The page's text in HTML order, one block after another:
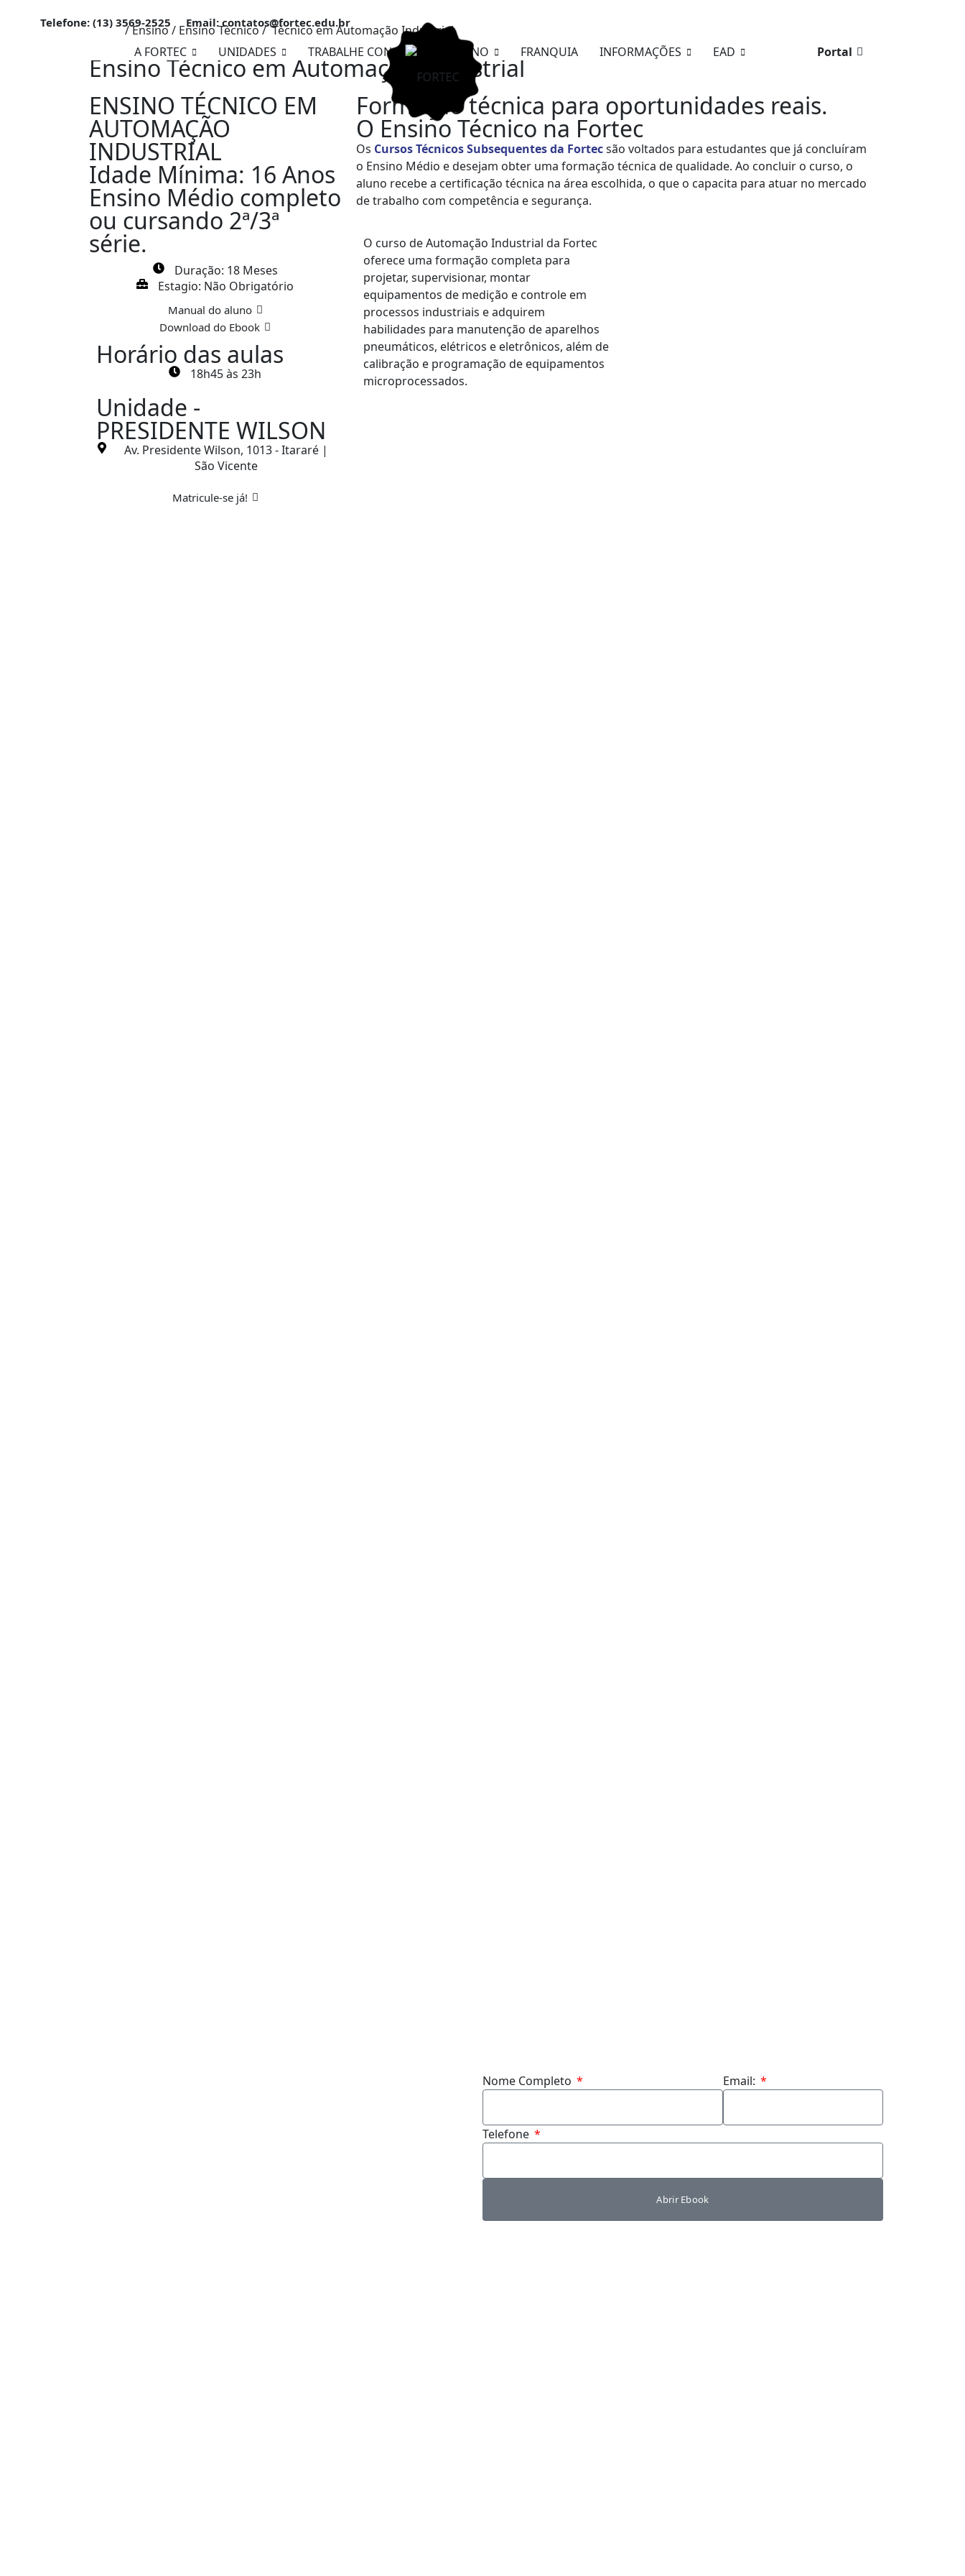
Telefone: (13) 3569-2525 Email: contatos@fortec.edu.br
A FORTEC UNIDADES TRABALHE CONOSCO ENSINO FRANQUIA INFORMAÇÕES EAD Portal
Home/ Ensino / Ensino Técnico /Técnico em Automação Industrial
Ensino Técnico em Automação Industrial
ENSINO TÉCNICO EM
AUTOMAÇÃO
INDUSTRIAL
Idade Mínima: 16 Anos
Ensino Médio completo
ou cursando 2ª/3ª
série.
Duração: 18 Meses
Estagio: Não Obrigatório
Manual do aluno
Download do Ebook
Horário das aulas
18h45 às 23h
Unidade -
PRESIDENTE WILSON
Av. Presidente Wilson, 1013 - Itararé |
São Vicente
Matricule-se já!
Formação técnica para oportunidades reais.
O Ensino Técnico na Fortec
Os Cursos Técnicos Subsequentes da Fortecsão voltados para estudantes que já concluíram
o Ensino Médio e desejam obter uma formação técnica de qualidade. Ao concluir o curso, o
aluno recebe a certificação técnica na área escolhida, o que o capacita para atuar no mercado
de trabalho com competência e segurança.
O curso de Automação Industrial da Fortec
oferece uma formação completa para
projetar, supervisionar, montar
equipamentos de medição e controle em
processos industriais e adquirem
habilidades para manutenção de aparelhos
pneumáticos, elétricos e eletrônicos, além de
calibração e programação de equipamentos
microprocessados.
Nome Completo Email:
Telefone
Abrir Ebook